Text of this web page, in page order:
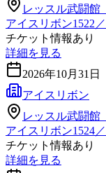
レッスル武闘館
アイスリボン1522
チケット情報あり
詳細を見る
2026年10月31日
アイスリボン
レッスル武闘館
アイスリボン1524
チケット情報あり
詳細を見る